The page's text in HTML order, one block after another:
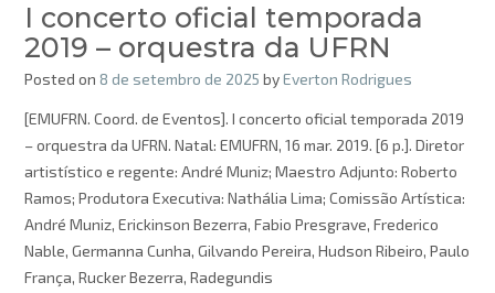
I concerto oficial temporada
2019 – orquestra da UFRN
Posted on 8 de setembro de 2025 byEverton Rodrigues
[EMUFRN. Coord. de Eventos]. I concerto oficial temporada 2019
– orquestra da UFRN. Natal: EMUFRN, 16 mar. 2019. [6 p.]. Diretor
artistístico e regente: André Muniz; Maestro Adjunto: Roberto
Ramos; Produtora Executiva: Nathália Lima; Comissão Artística:
André Muniz, Erickinson Bezerra, Fabio Presgrave, Frederico
Nable, Germanna Cunha, Gilvando Pereira, Hudson Ribeiro, Paulo
França, Rucker Bezerra, Radegundis